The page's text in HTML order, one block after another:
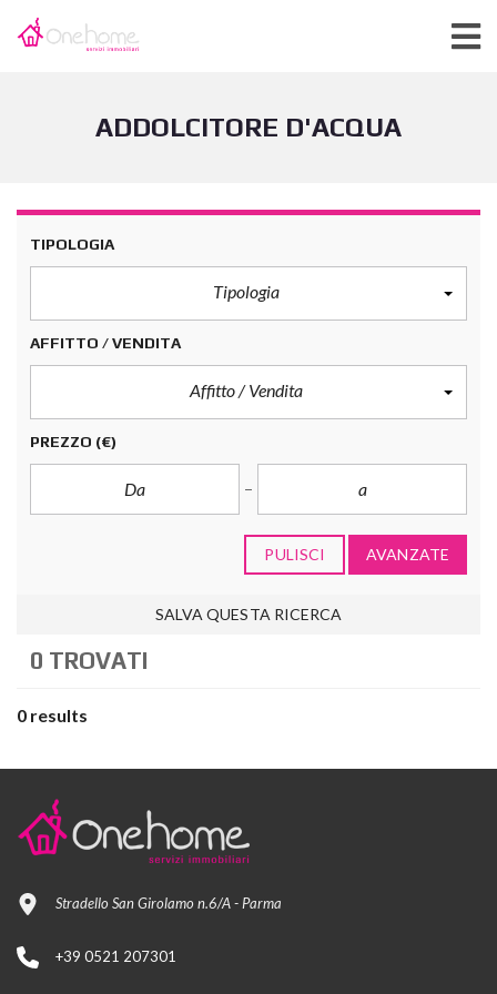
ADDOLCITORE D'ACQUA
TIPOLOGIA
Tipologia
AFFITTO / VENDITA
Affitto / Vendita
PREZZO (€)
PULISCI AVANZATE
SALVA QUESTA RICERCA
0 TROVATI
0 results
Stradello San Girolamo n.6/A - Parma
+39 0521 207301